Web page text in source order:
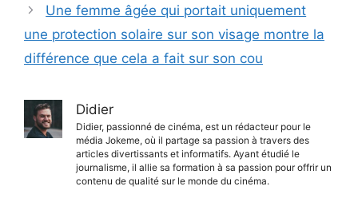
Une femme âgée qui portait uniquement
une protection solaire sur son visage montre la
différence que cela a fait sur son cou
Didier
Didier, passionné de cinéma, est un rédacteur pour le
média Jokeme, où il partage sa passion à travers des
articles divertissants et informatifs. Ayant étudié le
journalisme, il allie sa formation à sa passion pour offrir un
contenu de qualité sur le monde du cinéma.